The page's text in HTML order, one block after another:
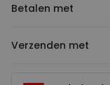
Betalen met
Verzenden met